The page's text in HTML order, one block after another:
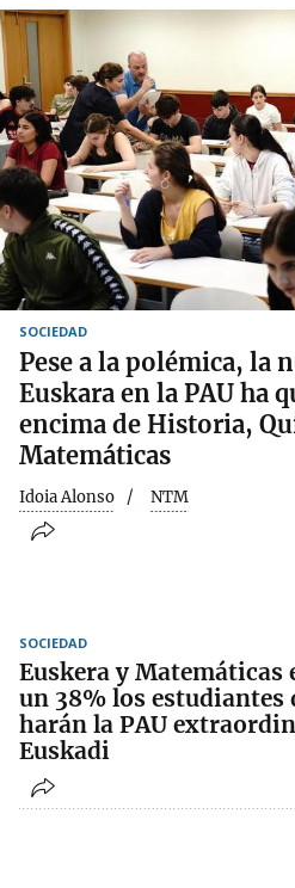
SOCIEDAD
Pese a la polémica, la
Euskara en la PAU ha
encima de Historia,
Matemáticas
Idoia Alonso NTM
SOCIEDAD
Euskera y Matemáticas
un 38% los estudiantes
harán la PAU
Euskadi